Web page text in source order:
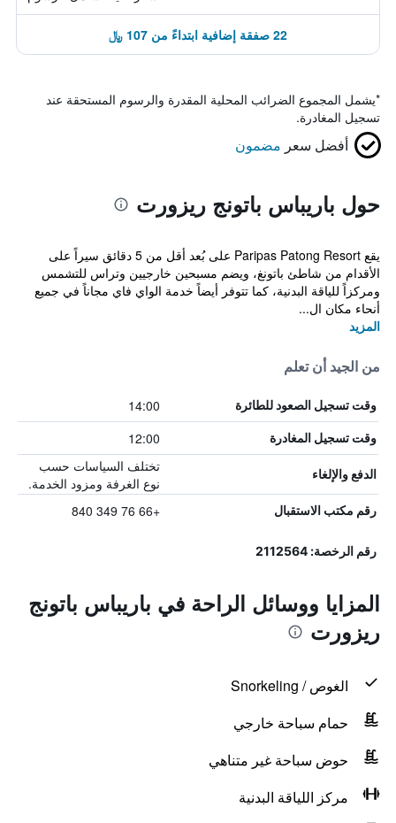
22 صفقة إضافية ابتداءً من 107 ﷼
*يشمل المجموع الضرائب المحلية المقدرة والرسوم المستحقة عند
تسجيل المغادرة.
أفضل سعر مضمون
حول باريباس باتونج ريزورت
يقع Paripas Patong Resort على بُعد أقل من 5 دقائق سيراً على
الأقدام من شاطئ باتونغ، ويضم مسبحين خارجيين وتراس للتشمس
ومركزاً للياقة البدنية، كما تتوفر أيضاً خدمة الواي فاي مجاناً في جميع
أنحاء مكان ال...
المزيد
من الجيد أن تعلم
وقت تسجيل الصعود للطائرة 14:00
وقت تسجيل المغادرة 12:00
الدفع والإلغاء
تختلف السياسات حسب
نوع الغرفة ومزود الخدمة.
رقم مكتب الاستقبال +66 76 349 840
رقم الرخصة: 2112564
المزايا ووسائل الراحة في باريباس باتونج
ريزورت
الغوص / Snorkeling
حمام سباحة خارجي
حوض سباحة غير متناهي
مركز اللياقة البدنية